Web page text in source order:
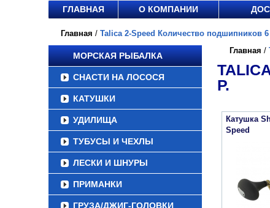
ГЛАВНАЯ О КОМПАНИИ
Главная / Talica 2-Speed Количество подшипников 6
МОРСКАЯ РЫБАЛКА
СНАСТИ НА ЛОСОСЯ
КАТУШКИ
УДИЛИЩА
ТУБУСЫ И ЧЕХЛЫ
ЛЕСКИ И ШНУРЫ
ПРИМАНКИ
ГРУЗА/ДЖИГ-ГОЛОВКИ
Главная /
Р.
Катушка
Speed